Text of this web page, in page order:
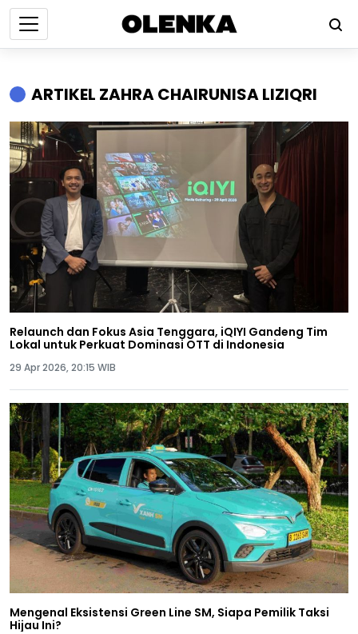
ARTIKEL ZAHRA CHAIRUNISA LIZIQRI
Relaunch dan Fokus Asia Tenggara, iQIYI Gandeng Tim
Lokal untuk Perkuat Dominasi OTT di Indonesia
29 Apr 2026, 20:15 WIB
Mengenal Eksistensi Green Line SM, Siapa Pemilik Taksi
Hijau Ini?